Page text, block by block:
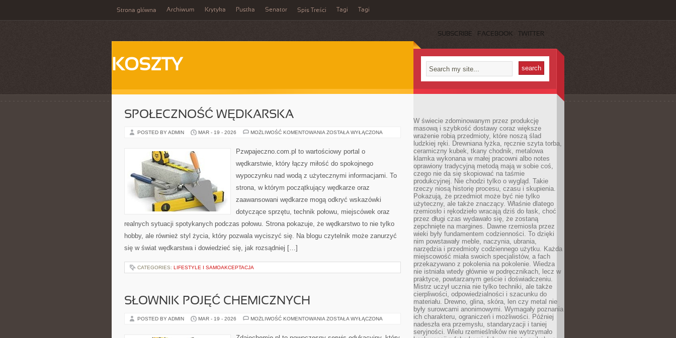
Strona główna Archiwum Krytyka Pustka Senator Spis Treści Tagi Tagi
SUBSCRIBE FACEBOOK TWITTER
KOSZTY
SPOŁECZNOŚĆ WĘDKARSKA
POSTED BY ADMIN MAR - 19 - 2026 MOŻLIWOŚĆ KOMENTOWANIA SPOŁECZNOŚĆ
ZOSTAŁA WYŁĄCZONA
Pzwpajeczno.com.pl to wartościowy portal o
wędkarstwie, który łączy miłość do spokojnego
wypoczynku nad wodą z użytecznymi informacjami. To
strona, w którym początkujący wędkarze oraz
zaawansowani wędkarze mogą odkryć wskazówki
dotyczące sprzętu, technik połowu, miejscówek oraz
realnych sytuacji spotykanych podczas połowu. Strona pokazuje, że wędkarstwo to nie tylko
hobby, ale również styl życia, który pozwala wyciszyć się. Na blogu czytelnik może zanurzyć
się w świat wędkarstwa i dowiedzieć się, jak rozsądniej […]
CATEGORIES: LIFESTYLE I SAMOAKCEPTACJA
SŁOWNIK POJĘĆ CHEMICZNYCH
POSTED BY ADMIN MAR - 19 - 2026 MOŻLIWOŚĆ KOMENTOWANIA SŁOWNIK
ZOSTAŁA WYŁĄCZONA
W świecie zdominowanym przez produkcję
masową i szybkość dostawy coraz większe
wrażenie robią przedmioty, które noszą ślad
ludzkiej ręki. Drewniana łyżka, ręcznie szyta torba,
ceramiczny kubek, tkany chodnik, metalowa
klamka wykonana w małej pracowni albo notes
oprawiony tradycyjną metodą mają w sobie coś,
czego nie da się skopiować na taśmie
produkcyjnej. Nie chodzi tylko o wygląd. Takie
rzeczy niosą historię procesu, czasu i skupienia.
Pokazują, że przedmiot może być nie tylko
użyteczny, ale także znaczący. Właśnie dlatego
rzemiosło i rękodzieło wracają dziś do łask, choć
przez długi czas wydawało się, że zostaną
zepchnięte na margines. Dawne rzemiosła przez
wieki były fundamentem codzienności. To dzięki
nim powstawały meble, naczynia, ubrania,
narzędzia i przedmioty codziennego użytku. Każda
miejscowość miała swoich specjalistów, a fach
przekazywano z pokolenia na pokolenie. Wiedza
nie istniała wtedy głównie w podręcznikach, lecz w
praktyce, powtarzanym geście i doświadczeniu.
Mistrz uczył ucznia nie tylko techniki, ale także
cierpliwości, odpowiedzialności i szacunku do
materiału. Drewno, glina, skóra, len czy metal nie
były surowcami anonimowymi. Wymagały poznania
ich charakteru, ograniczeń i możliwości. Później
nadeszła era przemysłu, standaryzacji i taniej
seryjności. Wielu rzemieślników nie wytrzymało